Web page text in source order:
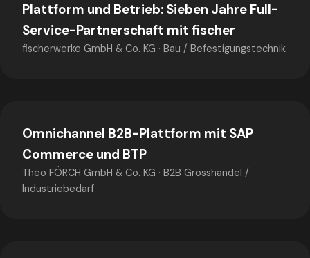
Plattform und Betrieb: Sieben Jahre Full-
Service-Partnerschaft mit fischer
fischerwerke GmbH & Co. KG · Bau / Befestigungstechnik
Omnichannel B2B-Plattform mit SAP
Commerce und BTP
Theo FÖRCH GmbH & Co. KG · B2B Grosshandel /
Industriebedarf